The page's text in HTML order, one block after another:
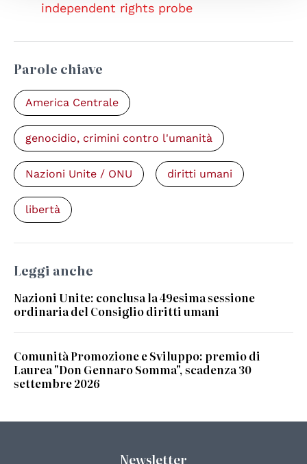
independent rights probe
Parole chiave
America Centrale
genocidio, crimini contro l'umanità
Nazioni Unite / ONU diritti umani
libertà
Leggi anche
Nazioni Unite: conclusa la 49esima sessione
ordinaria del Consiglio diritti umani
Comunità Promozione e Sviluppo: premio di
Laurea "Don Gennaro Somma", scadenza 30
settembre 2026
Newsletter